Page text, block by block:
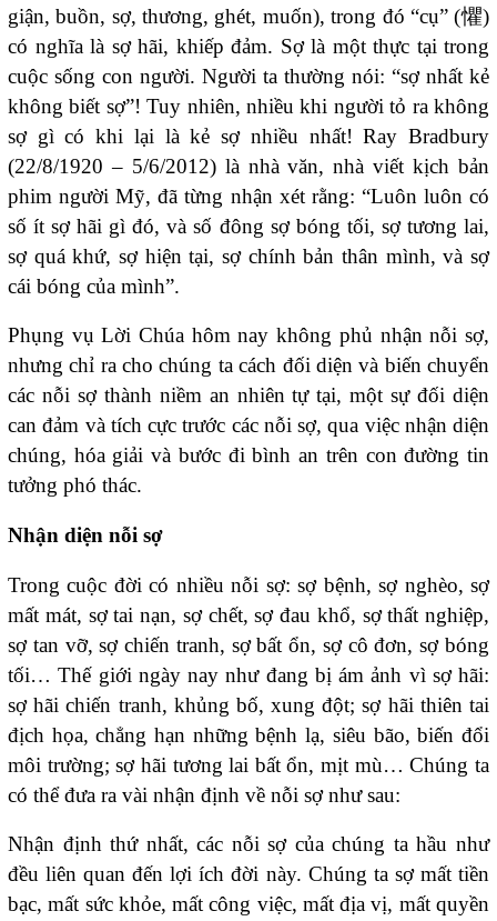
giận, buồn, sợ, thương, ghét, muốn), trong đó “cụ” (懼)
có nghĩa là sợ hãi, khiếp đảm. Sợ là một thực tại trong
cuộc sống con người. Người ta thường nói: “sợ nhất kẻ
không biết sợ”! Tuy nhiên, nhiều khi người tỏ ra không
sợ gì có khi lại là kẻ sợ nhiều nhất! Ray Bradbury
(22/8/1920 – 5/6/2012) là nhà văn, nhà viết kịch bản
phim người Mỹ, đã từng nhận xét rằng: “Luôn luôn có
số ít sợ hãi gì đó, và số đông sợ bóng tối, sợ tương lai,
sợ quá khứ, sợ hiện tại, sợ chính bản thân mình, và sợ
cái bóng của mình”.
Phụng vụ Lời Chúa hôm nay không phủ nhận nỗi sợ,
nhưng chỉ ra cho chúng ta cách đối diện và biến chuyển
các nỗi sợ thành niềm an nhiên tự tại, một sự đối diện
can đảm và tích cực trước các nỗi sợ, qua việc nhận diện
chúng, hóa giải và bước đi bình an trên con đường tin
tưởng phó thác.
Nhận diện nỗi sợ
Trong cuộc đời có nhiều nỗi sợ: sợ bệnh, sợ nghèo, sợ
mất mát, sợ tai nạn, sợ chết, sợ đau khổ, sợ thất nghiệp,
sợ tan vỡ, sợ chiến tranh, sợ bất ổn, sợ cô đơn, sợ bóng
tối… Thế giới ngày nay như đang bị ám ảnh vì sợ hãi:
sợ hãi chiến tranh, khủng bố, xung đột; sợ hãi thiên tai
địch họa, chẳng hạn những bệnh lạ, siêu bão, biến đổi
môi trường; sợ hãi tương lai bất ổn, mịt mù… Chúng ta
có thể đưa ra vài nhận định về nỗi sợ như sau:
Nhận định thứ nhất, các nỗi sợ của chúng ta hầu như
đều liên quan đến lợi ích đời này. Chúng ta sợ mất tiền
bạc, mất sức khỏe, mất công việc, mất địa vị, mất quyền